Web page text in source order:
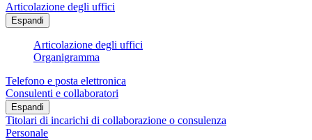
Articolazione degli uffici
Espandi
Articolazione degli uffici
Organigramma
Telefono e posta elettronica
Consulenti e collaboratori
Espandi
Titolari di incarichi di collaborazione o consulenza
Personale